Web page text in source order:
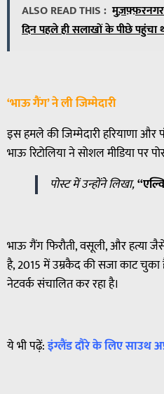
ALSO READ THIS : मुज़फ़्फ़रनगर
दिन पहले ही सलाखों के पीछे पहुंचा
‘भाऊ गैंग’ ने ली जिम्मेदारी
इस हमले की जिम्मेदारी हरियाणा
भाऊ रिटोलिया ने सोशल मीडिया पर
पोस्ट में उन्होंने लिखा,
भाऊ गैंग फिरौती, वसूली, और हत्या
है, 2015 में उम्रकैद की सजा काट चुका
नेटवर्क संचालित कर रहा है।
ये भी पढ़ें:इंग्लैंड दौरे के लिए साउथ